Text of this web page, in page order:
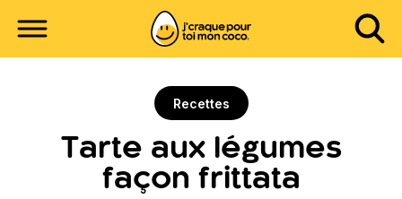
Recettes
Tarte aux légumes
façon frittata